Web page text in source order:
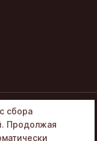
сбора
Продолжая